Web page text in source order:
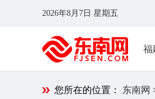
2026年8月7日 星期五
福
您所在的位置： 东南网